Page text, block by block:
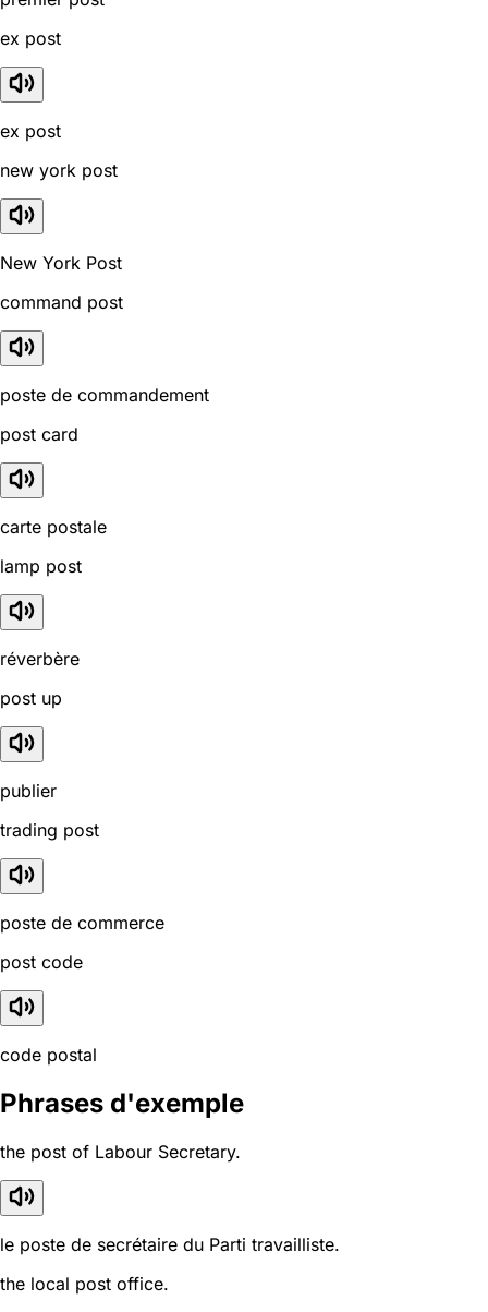
ex post
ex post
new york post
New York Post
command post
poste de commandement
post card
carte postale
lamp post
réverbère
post up
publier
trading post
poste de commerce
post code
code postal
Phrases d'exemple
the post of Labour Secretary.
le poste de secrétaire du Parti travailliste.
the local post office.